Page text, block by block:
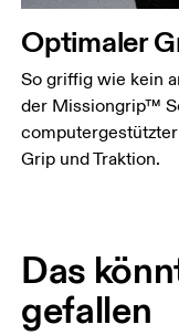
Optimaler
So griffig wie kein
der Missiongrip™
Grip und Traktion.
Das
gefallen